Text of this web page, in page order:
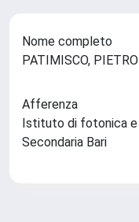
Nome completo
PATIMISCO, PIETRO
Afferenza
Istituto di fotonica
Secondaria Bari